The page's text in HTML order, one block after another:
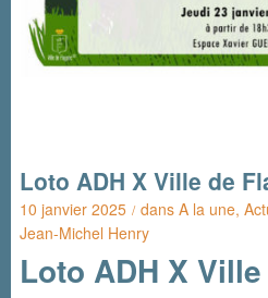
Loto ADH X Ville de
10 janvier 2025 / dansA la une,
Jean-Michel Henry
Loto ADH X